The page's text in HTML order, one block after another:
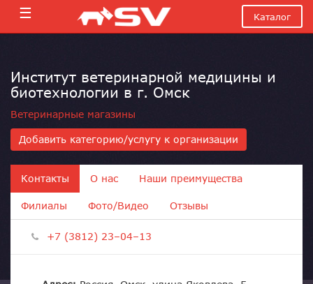
☰ Каталог
Институт ветеринарной медицины и
биотехнологии в г. Омск
Ветеринарные магазины
Добавить категорию/услугу к организации
Контакты О нас Наши преимущества
Филиалы Фото/Видео Отзывы
+7 (3812) 23–04–13